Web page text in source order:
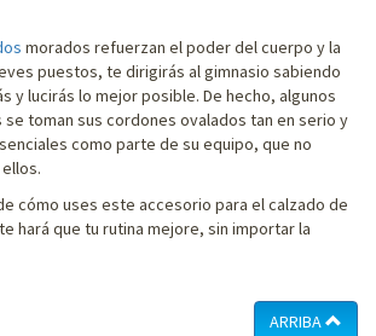
morados refuerzan el poder del cuerpo y la
puestos, te dirigirás al gimnasio sabiendo
y lucirás lo mejor posible. De hecho, algunos
toman sus cordones ovalados tan en serio y
como parte de su equipo, que no
cómo uses este accesorio para el calzado de
hará que tu rutina mejore, sin importar la
ARRIBA